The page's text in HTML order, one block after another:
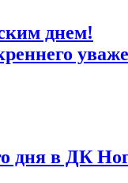
днем!
в ДК